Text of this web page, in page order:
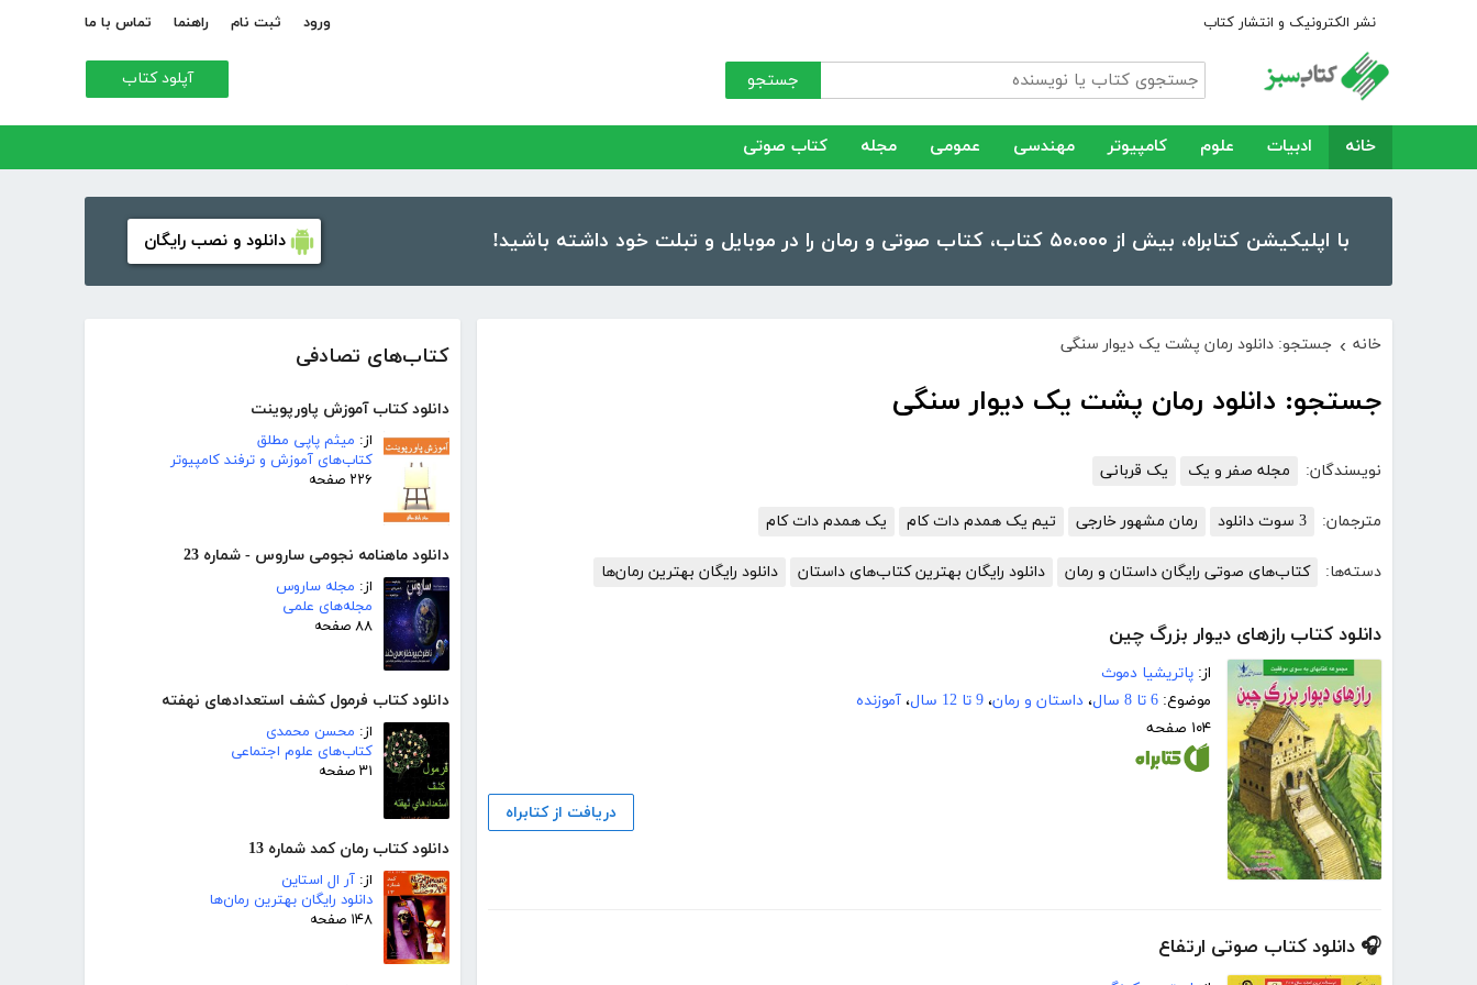
نشر الکترونیک و انتشار کتاب ورود ثبت نام راهنما تماس با ما
جستجو آپلود کتاب
خانه ادبیات علوم کامپیوتر مهندسی عمومی مجله کتاب صوتی
با اپلیکیشن کتابراه، بیش از ۵۰،۰۰۰ کتاب، کتاب صوتی و رمان را در موبایل و تبلت خود داشته باشید! دانلود و نصب رایگان
کتاب‌های تصادفی
دانلود کتاب آموزش پاورپوینت
از: میثم پاپی مطلق
کتاب‌های آموزش و ترفند کامپیوتر
۲۲۶ صفحه
دانلود ماهنامه نجومی ساروس - شماره 23
از: مجله ساروس
مجله‌های علمی
۸۸ صفحه
دانلود کتاب فرمول کشف استعدادهای نهفته
از: محسن محمدی
کتاب‌های علوم اجتماعی
۳۱ صفحه
دانلود کتاب رمان کمد شماره 13
از: آر ال استاین
دانلود رایگان بهترین رمان‌ها
۱۴۸ صفحه
خانه › جستجو: دانلود رمان پشت یک دیوار سنگی
جستجو: دانلود رمان پشت یک دیوار سنگی
نویسندگان: مجله صفر و یک یک قربانی
مترجمان: 3 سوت دانلود رمان مشهور خارجی تیم یک همدم دات کام یک همدم دات کام
دسته‌ها: کتاب‌های صوتی رایگان داستان و رمان دانلود رایگان بهترین کتاب‌های داستان دانلود رایگان بهترین رمان‌ها
دانلود کتاب رازهای دیوار بزرگ چین
از: پاتریشیا دموث
موضوع: 6 تا 8 سال ، داستان و رمان، 9 تا 12 سال ، آموزنده
۱۰۴ صفحه
دریافت از کتابراه
🎧 دانلود کتاب صوتی ارتفاع